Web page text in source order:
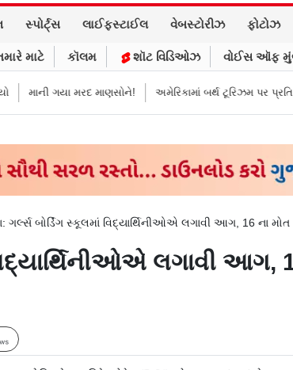
સ્પોર્ટ્સ લાઈફસ્ટાઈલ વેબસ્ટોરીઝ ફોટોઝ
માટે કૉલમ શૉટ વિડિઓઝ વોઈસ ઑફ
ગયા મરદ માણસોને! અમેરિકામાં બર્થ ટૂરિઝમ પર પ્રતિબંધ
ગર્લ્સ બોર્ડિંગ સ્કૂલમાં વિદ્યાર્થિનીઓએ લગાવી આગ, 16 ના
લગાવી